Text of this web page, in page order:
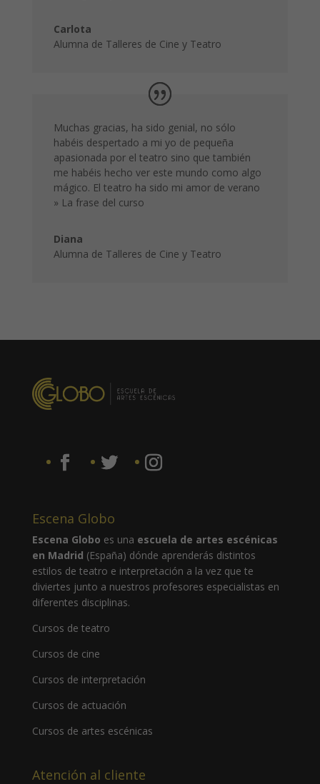
Carlota
Alumna de Talleres de Cine y Teatro
Muchas gracias, ha sido genial, no sólo
habéis despertado a mi yo de pequeña
apasionada por el teatro sino que también
me habéis hecho ver este mundo como algo
mágico. El teatro ha sido mi amor de verano
» La frase del curso
Diana
Alumna de Talleres de Cine y Teatro
Escena Globo
Escena Globo es una escuela de artes escénicas
en Madrid (España) dónde aprenderás distintos
estilos de teatro e interpretación a la vez que te
diviertes junto a nuestros profesores especialistas en
diferentes disciplinas.
Cursos de teatro
Cursos de cine
Cursos de interpretación
Cursos de actuación
Cursos de artes escénicas
Atención al cliente